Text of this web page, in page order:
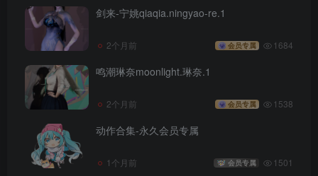
剑来-宁姚qiaqia.ningyao-re.1
2个月前 会员专属 1684
鸣潮琳奈moonlight.琳奈.1
2个月前 会员专属 1538
动作合集-永久会员专属
1个月前 会员专属 1501